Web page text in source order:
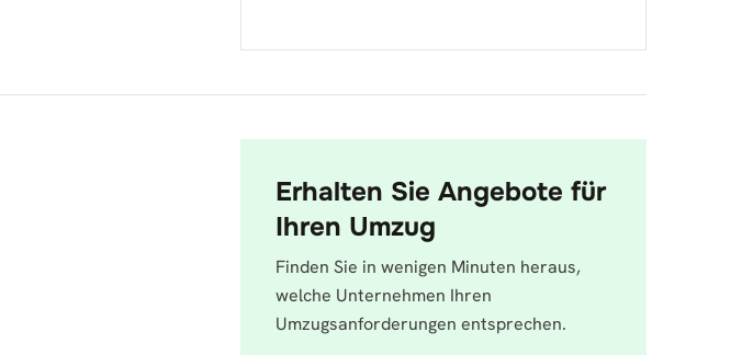
Erhalten Sie Angebote für
Ihren Umzug
Finden Sie in wenigen Minuten heraus,
welche Unternehmen Ihren
Umzugsanforderungen entsprechen.